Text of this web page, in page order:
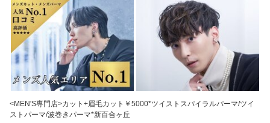
<MEN'S専門店>カット+眉毛カット￥5000*ツイストスパイラルパーマ/ツイ
ストパーマ/波巻きパーマ*新百合ヶ丘